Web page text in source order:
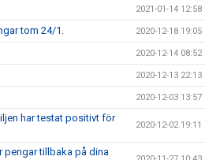
2021-01-14 12:58
tom 24/1. 2020-12-18 19:05
2020-12-14 08:52
2020-12-13 22:13
2020-12-03 13:57
har testat positivt för
2020-12-02 19:11
pengar tillbaka på dina